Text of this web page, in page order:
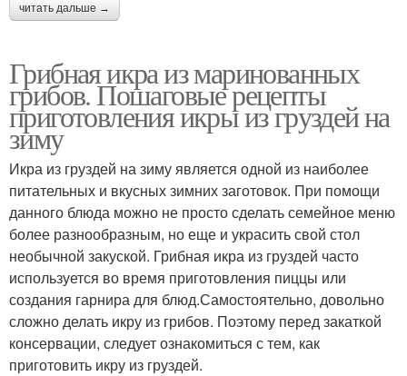
читать дальше →
Грибная икра из маринованных
грибов. Пошаговые рецепты
приготовления икры из груздей на
зиму
Икра из груздей на зиму является одной из наиболее
питательных и вкусных зимних заготовок. При помощи
данного блюда можно не просто сделать семейное меню
более разнообразным, но еще и украсить свой стол
необычной закуской. Грибная икра из груздей часто
используется во время приготовления пиццы или
создания гарнира для блюд.Самостоятельно, довольно
сложно делать икру из грибов. Поэтому перед закаткой
консервации, следует ознакомиться с тем, как
приготовить икру из груздей.